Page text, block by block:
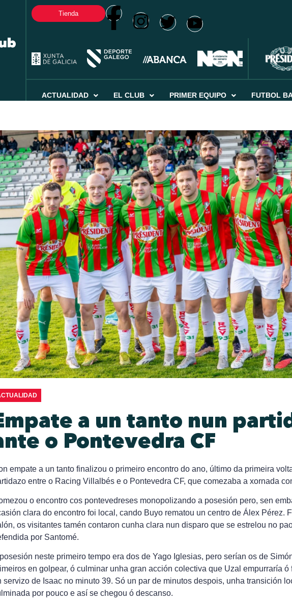
Tienda
ACTUALIDAD EL CLUB PRIMER EQUIPO FUTBOL
a un tanto nun
o Pontevedra CF
empate a un tanto finalizou o primeiro encontro do ano, último da primeira
entre o Racing Villalbés e o Pontevedra CF, que comezaba a xornada
o encontro cos pontevedreses monopolizando a posesión pero, sen
clara do encontro foi local, cando Buyo rematou un centro de Álex Pérez.
os visitantes tamén contaron cunha clara nun disparo que se estrelou no
por Santomé.
neste primeiro tempo era dos de Yago Iglesias, pero serían os de
en golpear, ó culminar unha gran acción colectiva que Uzal empurraría ó
servizo de Isaac no minuto 39. Só un par de minutos despois, unha transición
por pouco e así se chegou ó descanso.